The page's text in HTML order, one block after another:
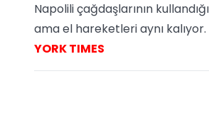
Napolili çağdaşlarının
ama el hareketleri aynı
YORK TIMES